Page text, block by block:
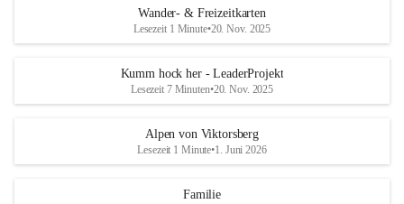
Wander- & Freizeitkarten
Lesezeit 1 Minute•20. Nov. 2025
Kumm hock her - LeaderProjekt
Lesezeit 7 Minuten•20. Nov. 2025
Alpen von Viktorsberg
Lesezeit 1 Minute•1. Juni 2026
Familie